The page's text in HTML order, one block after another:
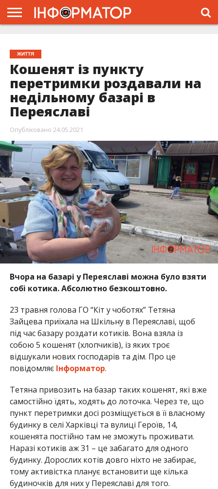
ПРОЄКТ
ЖИТТЯ
Кошенят із пункту
перетримки роздавали на
недільному базарі в
Переяславі
Опубліковано 24.05.2021
Вчора на базарі у Переяславі можна було взяти
собі котика. Абсолютно безкоштовно.
23 травня голова ГО “Кіт у чоботях” Тетяна
Зайцева приїхала на Шкільну в Переяславі, щоб
під час базару роздати котиків. Вона взяла із
собою 5 кошенят (хлопчиків), із яких троє
відшукали нових господарів та дім. Про це
повідомляєІнформатор.
Тетяна привозить на базар таких кошенят, які вже
самостійно їдять, ходять до лоточка. Через те, що
пункт перетримки досі розміщується в її власному
будинку в селі Харківці та вулиці Героїв, 14,
кошенята постійно там не зможуть проживати.
Наразі котиків аж 31 – це забагато для одного
будинку. Дорослих котів довго ніхто не забирає,
тому активістка планує встановити ще кілька
будиночків для них у Переяславі для того.